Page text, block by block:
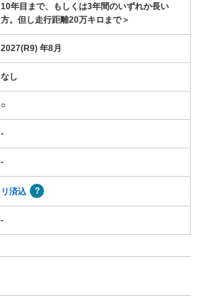
10年目まで、もしくは3年間のいずれか長い
方。但し走行距離20万キロまで＞
2027(R9) 年8月
なし
○
-
-
リ済込
-